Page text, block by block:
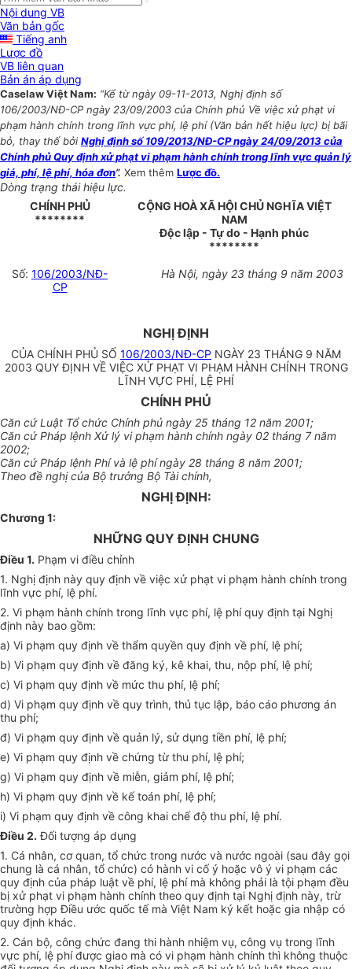
Nội dung VB
Văn bản gốc
Tiếng anh
Lược đồ
VB liên quan
Bản án áp dụng
Caselaw Việt Nam: “Kể từ ngày 09-11-2013, Nghị định số
106/2003/NĐ-CP ngày 23/09/2003 của Chính phủ Về việc xử phạt vi
phạm hành chính trong lĩnh vực phí, lệ phí (Văn bản hết hiệu lực) bị bãi
bỏ, thay thế bởi Nghị định số 109/2013/NĐ-CP ngày 24/09/2013 của
Chính phủ Quy định xử phạt vi phạm hành chính trong lĩnh vực quản lý
giá, phí, lệ phí, hóa đơn”. Xem thêm Lược đồ.
Dòng trạng thái hiệu lực.
CHÍNH PHỦ
********
CỘNG HOÀ XÃ HỘI CHỦ NGHĨA VIỆT
NAM
Độc lập - Tự do - Hạnh phúc
********
Số: 106/2003/NĐ-
CP
Hà Nội, ngày 23 tháng 9 năm 2003
NGHỊ ĐỊNH
CỦA CHÍNH PHỦ SỐ 106/2003/NĐ-CP NGÀY 23 THÁNG 9 NĂM
2003 QUY ĐỊNH VỀ VIỆC XỬ PHẠT VI PHẠM HÀNH CHÍNH TRONG
LĨNH VỰC PHÍ, LỆ PHÍ
CHÍNH PHỦ
Căn cứ Luật Tổ chức Chính phủ ngày 25 tháng 12 năm 2001;
Căn cứ Pháp lệnh Xử lý vi phạm hành chính ngày 02 tháng 7 năm
2002;
Căn cứ Pháp lệnh Phí và lệ phí ngày 28 tháng 8 năm 2001;
Theo đề nghị của Bộ trưởng Bộ Tài chính,
NGHỊ ĐỊNH:
Chương 1:
NHỮNG QUY ĐỊNH CHUNG
Điều 1. Phạm vi điều chỉnh
1. Nghị định này quy định về việc xử phạt vi phạm hành chính trong
lĩnh vực phí, lệ phí.
2. Vi phạm hành chính trong lĩnh vực phí, lệ phí quy định tại Nghị
định này bao gồm:
a) Vi phạm quy định về thẩm quyền quy định về phí, lệ phí;
b) Vi phạm quy định về đăng ký, kê khai, thu, nộp phí, lệ phí;
c) Vi phạm quy định về mức thu phí, lệ phí;
d) Vi phạm quy định về quy trình, thủ tục lập, báo cáo phương án
thu phí;
đ) Vi phạm quy định về quản lý, sử dụng tiền phí, lệ phí;
e) Vi phạm quy định về chứng từ thu phí, lệ phí;
g) Vi phạm quy định về miễn, giảm phí, lệ phí;
h) Vi phạm quy định về kế toán phí, lệ phí;
i) Vi phạm quy định về công khai chế độ thu phí, lệ phí.
Điều 2. Đối tượng áp dụng
1. Cá nhân, cơ quan, tổ chức trong nước và nước ngoài (sau đây gọi
chung là cá nhân, tổ chức) có hành vi cố ý hoặc vô ý vi phạm các
quy định của pháp luật về phí, lệ phí mà không phải là tội phạm đều
bị xử phạt vi phạm hành chính theo quy định tại Nghị định này, trừ
trường hợp Điều ước quốc tế mà Việt Nam ký kết hoặc gia nhập có
quy định khác.
2. Cán bộ, công chức đang thi hành nhiệm vụ, công vụ trong lĩnh
vực phí, lệ phí được giao mà có vi phạm hành chính thì không thuộc